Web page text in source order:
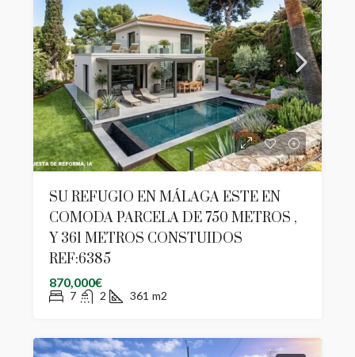
SU REFUGIO EN MÁLAGA ESTE EN
COMODA PARCELA DE 750 METROS ,
Y 361 METROS CONSTUIDOS
REF:6385
870,000€
7 2 361 m2